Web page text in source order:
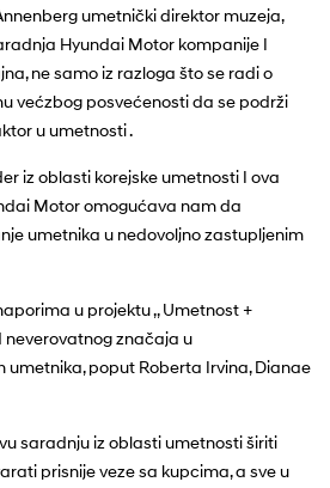
umetnički direktor muzeja,
Hyundai Motor kompanije I
ne samo iz razloga što se radi o
većzbog posvećenosti da se podrži
u umetnosti .
iz oblasti korejske umetnosti I ova
Motor omogućava nam da
umetnika u nedovoljno zastupljenim
u projektu ,, Umetnost +
neverovatnog značaja u
umetnika, poput Roberta Irvina, Dianae
saradnju iz oblasti umetnosti širiti
prisnije veze sa kupcima, a sve u